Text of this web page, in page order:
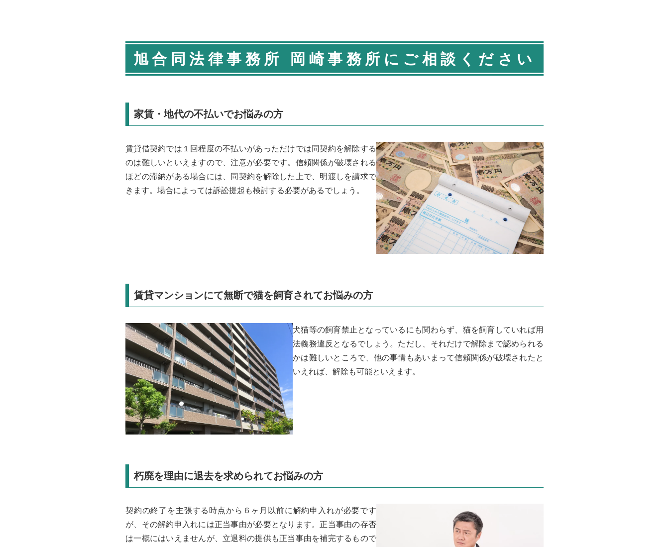
旭合同法律事務所 岡崎事務所にご相談ください
家賃・地代の不払いでお悩みの方
賃貸借契約では１回程度の不払いがあっただけでは同契約を解除する
のは難しいといえますので、注意が必要です。信頼関係が破壊される
ほどの滞納がある場合には、同契約を解除した上で、明渡しを請求で
きます。場合によっては訴訟提起も検討する必要があるでしょう。
賃貸マンションにて無断で猫を飼育されてお悩みの方
犬猫等の飼育禁止となっているにも関わらず、猫を飼育していれば用
法義務違反となるでしょう。ただし、それだけで解除まで認められる
かは難しいところで、他の事情もあいまって信頼関係が破壊されたと
いえれば、解除も可能といえます。
朽廃を理由に退去を求められてお悩みの方
契約の終了を主張する時点から６ヶ月以前に解約申入れが必要です
が、その解約申入れには正当事由が必要となります。正当事由の存否
は一概にはいえませんが、立退料の提供も正当事由を補完するもので